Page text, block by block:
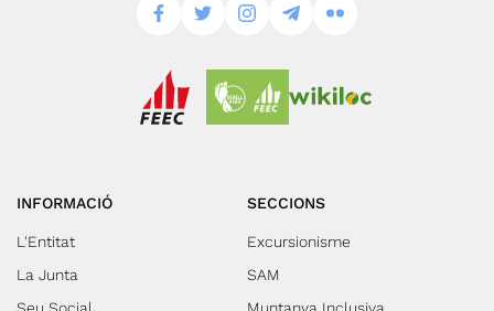
INFORMACIÓ
L'Entitat
La Junta
SECCIONS
Excursionisme
SAM